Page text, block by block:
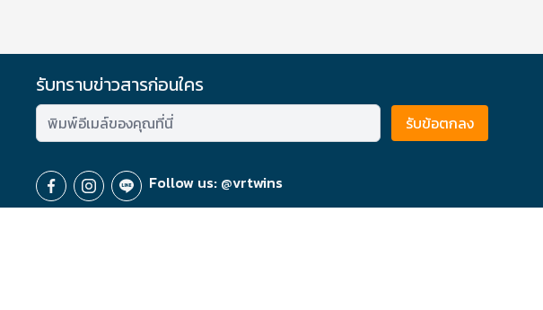
รับทราบข่าวสารก่อนใคร
รับข้อตกลง
Follow us: @vrtwins